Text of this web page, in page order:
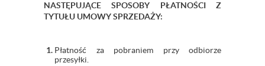
NASTĘPUJĄCE SPOSOBY PŁATNOŚCI Z
TYTUŁU UMOWY SPRZEDAŻY:
Płatność za pobraniem przy odbiorze
przesyłki.